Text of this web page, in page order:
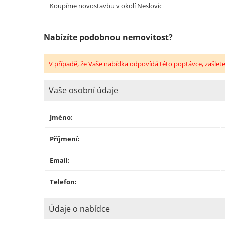
Koupíme novostavbu v okolí Neslovic
Nabízíte podobnou nemovitost?
V případě, že Vaše nabídka odpovídá této poptávce,
Vaše osobní údaje
Jméno:
Příjmení:
Email:
Telefon:
Údaje o nabídce